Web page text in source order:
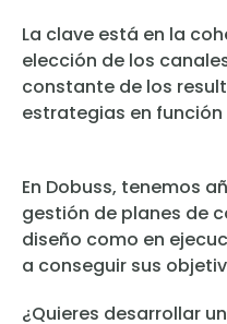
La clave está en la
elección de los
constante de los
estrategias en
En Dobuss, tenemos
gestión de planes de
diseño como en
a conseguir sus
¿Quieres desarrollar un